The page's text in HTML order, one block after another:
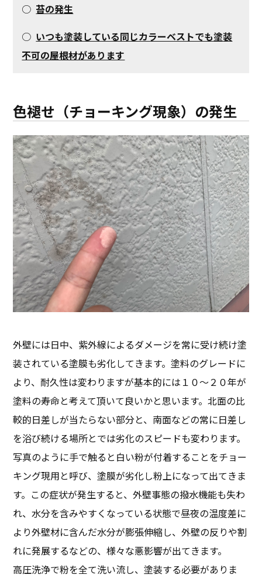
○ 苔の発生
○ いつも塗装している同じカラーベストでも塗装
不可の屋根材があります
色褪せ（チョーキング現象）の発生
外壁には日中、紫外線によるダメージを常に受け続け塗
装されている塗膜も劣化してきます。塗料のグレードに
より、耐久性は変わりますが基本的には１０～２０年が
塗料の寿命と考えて頂いて良いかと思います。北面の比
較的日差しが当たらない部分と、南面などの常に日差し
を浴び続ける場所とでは劣化のスピードも変わります。
写真のように手で触ると白い粉が付着することをチョー
キング現用と呼び、塗膜が劣化し粉上になって出てきま
す。この症状が発生すると、外壁事態の撥水機能も失わ
れ、水分を含みやすくなっている状態で昼夜の温度差に
より外壁材に含んだ水分が膨張伸縮し、外壁の反りや割
れに発展するなどの、様々な悪影響が出てきます。
高圧洗浄で粉を全て洗い流し、塗装する必要がありま